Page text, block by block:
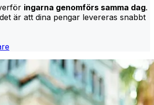
ingarna genomförs samma dag.
är att dina pengar levereras snabbt